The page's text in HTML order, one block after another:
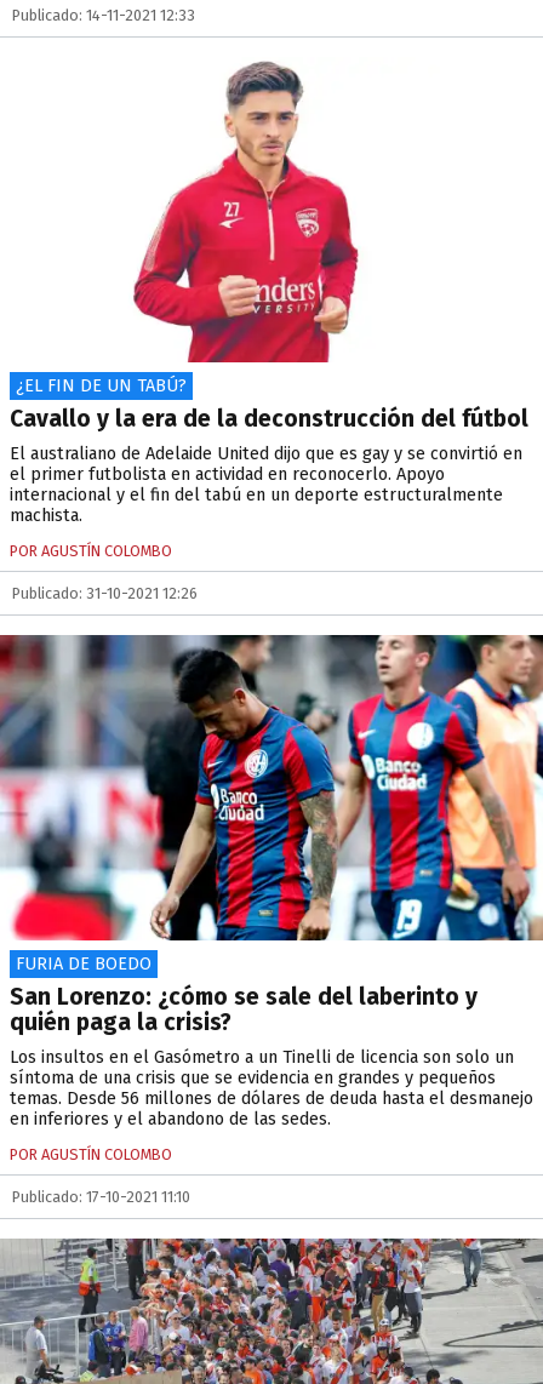
Publicado: 14-11-2021 12:33
¿EL FIN DE UN TABÚ?
Cavallo y la era de la deconstrucción del fútbol
El australiano de Adelaide United dijo que es gay y se convirtió en
el primer futbolista en actividad en reconocerlo. Apoyo
internacional y el fin del tabú en un deporte estructuralmente
machista.
POR AGUSTÍN COLOMBO
Publicado: 31-10-2021 12:26
FURIA DE BOEDO
San Lorenzo: ¿cómo se sale del laberinto y
quién paga la crisis?
Los insultos en el Gasómetro a un Tinelli de licencia son solo un
síntoma de una crisis que se evidencia en grandes y pequeños
temas. Desde 56 millones de dólares de deuda hasta el desmanejo
en inferiores y el abandono de las sedes.
POR AGUSTÍN COLOMBO
Publicado: 17-10-2021 11:10